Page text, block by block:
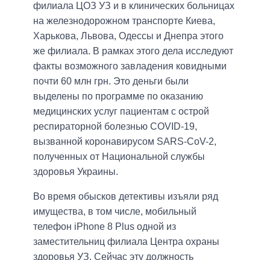
филиала ЦОЗ УЗ и в клинических больницах
на железнодорожном транспорте Киева,
Харькова, Львова, Одессы и Днепра этого
же филиала. В рамках этого дела исследуют
факты возможного завладения ковидными
почти 60 млн грн. Это деньги были
выделены по программе по оказанию
медицинских услуг пациентам с острой
респираторной болезнью COVID-19,
вызванной коронавирусом SARS-CoV-2,
полученных от Национальной службы
здоровья Украины.
Во время обысков детективы изъяли ряд
имущества, в том числе, мобильный
телефон iPhone 8 Plus одной из
заместительниц филиала Центра охраны
здоровья УЗ. Сейчас эту должность